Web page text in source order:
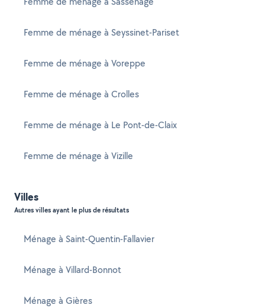
Femme de ménage à Seyssinet-Pariset
Femme de ménage à Voreppe
Femme de ménage à Crolles
Femme de ménage à Le Pont-de-Claix
Femme de ménage à Vizille
Villes
Autres villes ayant le plus de résultats
Ménage à Saint-Quentin-Fallavier
Ménage à Villard-Bonnot
Ménage à Gières